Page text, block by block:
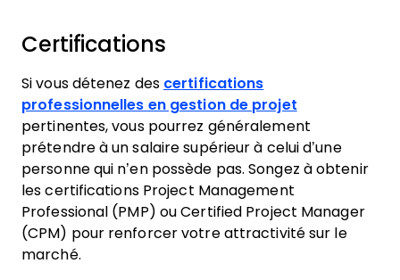
Certifications
Si vous détenez des certifications
professionnelles en gestion de projet
pertinentes, vous pourrez généralement
prétendre à un salaire supérieur à celui d’une
personne qui n’en possède pas. Songez à obtenir
les certifications Project Management
Professional (PMP) ou Certified Project Manager
(CPM) pour renforcer votre attractivité sur le
marché.